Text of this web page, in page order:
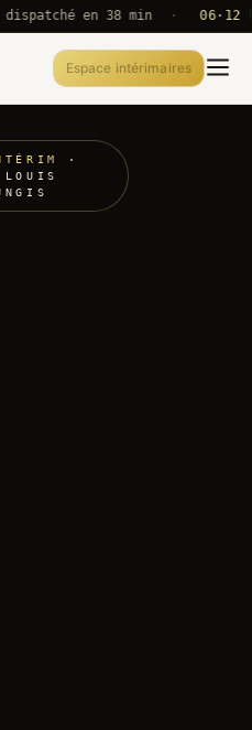
en 38 min · 06·12 UTC
Espace intérimaires
·